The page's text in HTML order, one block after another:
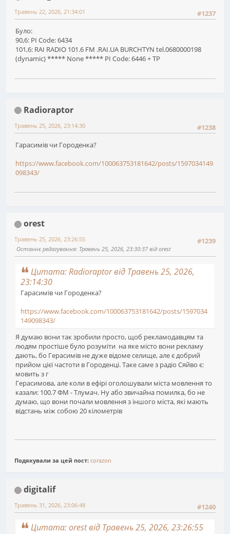
#1237
Травень 22, 2026, 21:34:01
Було:
90,6: PI Code: 6434
101,6: RAI RADIO 101.6 FM .RAI.UA BURCHTYN tel.0680000198
(dynamic) ***** None ***** PI Code: 6446 + TP
Radioraptor
#1238
Травень 25, 2026, 23:14:30
Гарасимів чи Городенка?
https://www.facebook.com/100063753181642/posts/1597034149
098343/
orest
#1239
Травень 25, 2026, 23:26:55
Останнє редагування: Травень 25, 2026, 23:30:37 від orest
Цитата: Radioraptor від Травень 25, 2026,
23:14:30
Гарасимів чи Городенка?
https://www.facebook.com/100063753181642/posts/1597034
149098343/
Я думаю вони так зробили просто, щоб рекламодавцям та
людям простіше було розуміти на яке місто вони рекламу
дають, бо Герасимів не дуже відоме селище, але є добрий
прийом цієї частоти в Городенці. Таке саме з радіо Сяйво є:
мовить з г
Герасимова, але коли в ефірі оголошували міста мовлення то
казали: 100.7 ФМ - Тлумач. Ну або звичайна помилка, бо не
думаю, що вони почали мовлення з іншого міста, які мають
відстань між собою 20 кілометрів
Подякували за цей пост: corazon
digitalif
#1240
Травень 31, 2026, 23:06:48
Цитата: orest від Травень 25, 2026, 23:26:55